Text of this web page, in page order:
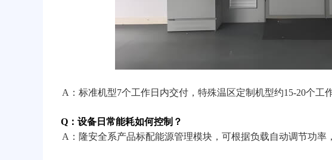
A：标准机型7个工作日内交付，特殊温区定制机型约15-20个工
Q：设备日常能耗如何控制？
A：隆安全系产品标配能源管理模块，可根据负载自动调节功率